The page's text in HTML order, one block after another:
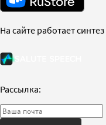
На сайте работает
Рассылка: